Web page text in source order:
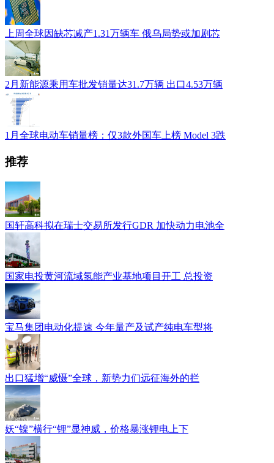
上周全球因缺芯减产1.31万辆车 俄乌局势或加剧芯
2月新能源乘用车批发销量达31.7万辆 出口4.53万辆
1月全球电动车销量榜：仅3款外国车上榜 Model 3跌
推荐
国轩高科拟在瑞士交易所发行GDR 加快动力电池全
国家电投黄河流域氢能产业基地项目开工 总投资
宝马集团电动化提速 今年量产及试产纯电车型将
出口猛增“威慑”全球，新势力们远征海外的拦
妖“镍”横行“锂”显神威，价格暴涨锂电上下